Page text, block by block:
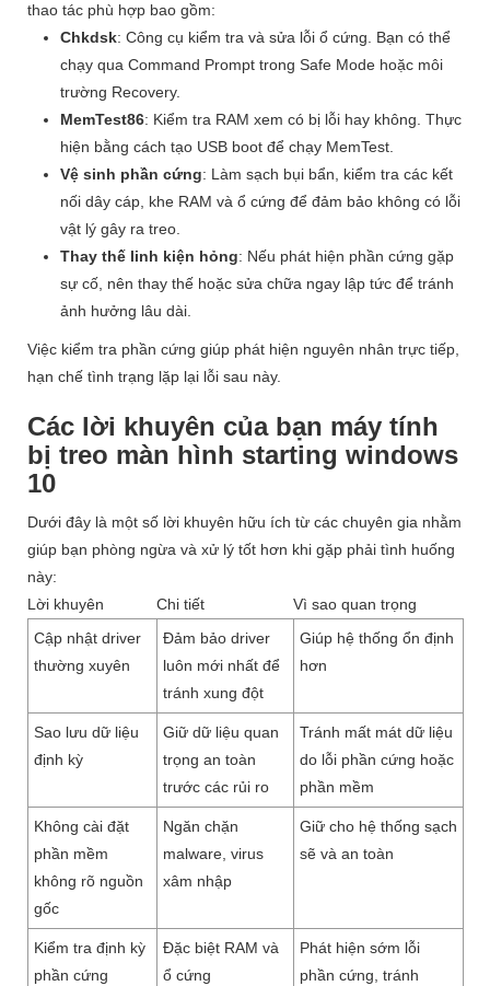
thao tác phù hợp bao gồm:
Chkdsk: Công cụ kiểm tra và sửa lỗi ổ cứng. Bạn có thể
chạy qua Command Prompt trong Safe Mode hoặc môi
trường Recovery.
MemTest86: Kiểm tra RAM xem có bị lỗi hay không. Thực
hiện bằng cách tạo USB boot để chạy MemTest.
Vệ sinh phần cứng: Làm sạch bụi bẩn, kiểm tra các kết
nối dây cáp, khe RAM và ổ cứng để đảm bảo không có lỗi
vật lý gây ra treo.
Thay thế linh kiện hỏng: Nếu phát hiện phần cứng gặp
sự cố, nên thay thế hoặc sửa chữa ngay lập tức để tránh
ảnh hưởng lâu dài.
Việc kiểm tra phần cứng giúp phát hiện nguyên nhân trực tiếp,
hạn chế tình trạng lặp lại lỗi sau này.
Các lời khuyên của bạn máy tính
bị treo màn hình starting windows
10
Dưới đây là một số lời khuyên hữu ích từ các chuyên gia nhằm
giúp bạn phòng ngừa và xử lý tốt hơn khi gặp phải tình huống
này:
Lời khuyên
Chi tiết
Vì sao quan trọng
Cập nhật driver
thường xuyên
Đảm bảo driver
luôn mới nhất để
tránh xung đột
Giúp hệ thống ổn định
hơn
Sao lưu dữ liệu
định kỳ
Giữ dữ liệu quan
trọng an toàn
trước các rủi ro
Tránh mất mát dữ liệu
do lỗi phần cứng hoặc
phần mềm
Không cài đặt
phần mềm
không rõ nguồn
gốc
Ngăn chặn
malware, virus
xâm nhập
Giữ cho hệ thống sạch
sẽ và an toàn
Kiểm tra định kỳ
phần cứng
Đặc biệt RAM và
ổ cứng
Phát hiện sớm lỗi
phần cứng, tránh